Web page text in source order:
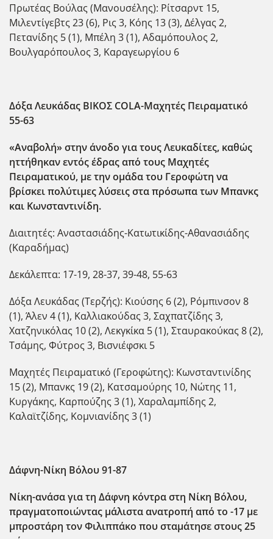
Πρωτέας Βούλας (Μανουσέλης): Ρίτσαρντ 15,
Μιλεντίγεβτς 23 (6), Ρις 3, Κόης 13 (3), Δέλγας 2,
Πετανίδης 5 (1), Μπέλη 3 (1), Αδαμόπουλος 2,
Βουλγαρόπουλος 3, Καραγεωργίου 6
Δόξα Λευκάδας ΒΙΚΟΣ COLA-Μαχητές Πειραματικό
55-63
«Αναβολή» στην άνοδο για τους Λευκαδίτες, καθώς
ηττήθηκαν εντός έδρας απ΄ο τους Μαχητές
Πειραματικού, με την ομάδα του Γεροφώτη να
βρίσκει πολύτιμες λύσεις στα πρόσωπα των Μπανκς
και Κωνσταντινίδη.
Διαιτητές: Αναστασιάδης-Κατωτικίδης-Αθανασιάδης
(Καραδήμας)
Δεκάλεπτα: 17-19, 28-37, 39-48, 55-63
Δόξα Λευκάδας (Τερζής): Κιούσης 6 (2), Ρόμπινσον 8
(1), Άλεν 4 (1), Καλλιακούδας 3, Σαχπατζίδης 3,
Χατζηνικόλας 10 (2), Λεκγκίκα 5 (1), Σταυρακούκας 8 (2),
Τσάμης, Φύτρος 3, Βισνιέφσκι 5
Μαχητές Πειραματικό (Γεροφώτης): Κωνσταντινίδης
15 (2), Μπανκς 19 (2), Κατσαμούρης 10, Νώτης 11,
Κυργάκης, Καρπούζης 3 (1), Χαραλαμπίδης 2,
Καλαϊτζίδης, Κομνιανίδης 3 (1)
Δάφνη-Νίκη Βόλου 91-87
Νίκη-ανάσα για τη Δάφνη κόντρα στη Νίκη Βόλου,
πραγματοποιώντας μάλιστα ανατροπή από το -17 με
μπροστάρη τον Φιλιππάκο που σταμάτησε στους 25